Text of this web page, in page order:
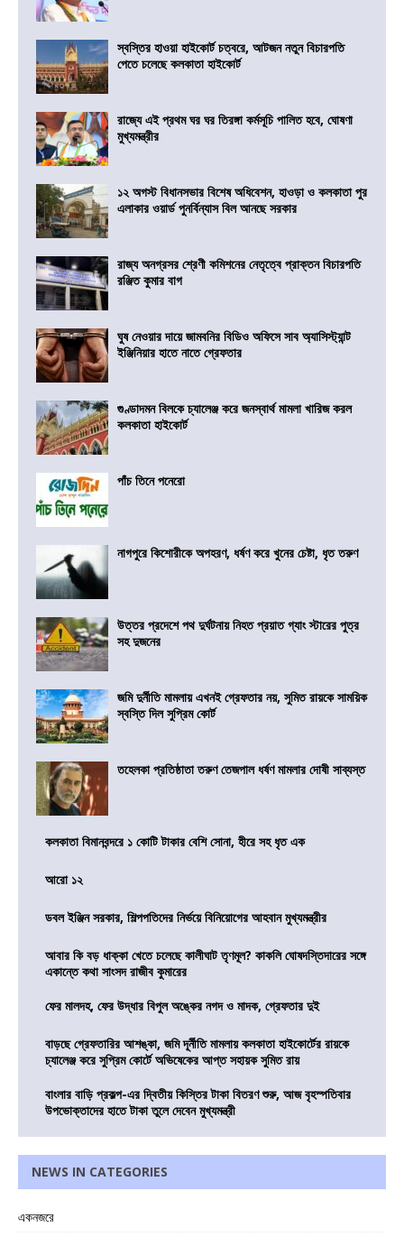
স্বস্তির হাওয়া হাইকোর্ট চত্বরে, আটজন নতুন বিচারপতি
পেতে চলেছে কলকাতা হাইকোর্ট
রাজ্যে এই প্রথম ঘর ঘর তিরঙ্গা কর্মসূচি পালিত হবে, ঘোষণা
মুখ্যমন্ত্রীর
১২ অগস্ট বিধানসভার বিশেষ অধিবেশন, হাওড়া ও কলকাতা পুর
এলাকার ওয়ার্ড পুনর্বিন্যাস বিল আনছে সরকার
রাজ্য অনগ্রসর শ্রেণী কমিশনের নেতৃত্বে প্রাক্তন বিচারপতি
রঞ্জিত কুমার বাগ
ঘুষ নেওয়ার দায়ে জামবনির বিডিও অফিসে সাব অ্যাসিস্ট্যান্ট
ইঞ্জিনিয়ার হাতে নাতে গ্রেফতার
গুণ্ডাদমন বিলকে চ্যালেঞ্জ করে জনস্বার্থ মামলা খারিজ করল
কলকাতা হাইকোর্ট
পাঁচ তিনে পনেরো
নাগপুরে কিশোরীকে অপহরণ, ধর্ষণ করে খুনের চেষ্টা, ধৃত তরুণ
উত্তর প্রদেশে পথ দুর্ঘটনায় নিহত প্রয়াত গ্যাং স্টারের পুত্র
সহ দুজনের
জমি দুর্নীতি মামলায় এখনই গ্রেফতার নয়, সুমিত রায়কে সাময়িক
স্বস্তি দিল সুপ্রিম কোর্ট
তহেলকা প্রতিষ্ঠাতা তরুণ তেজপাল ধর্ষণ মামলার দোষী সাব্যস্ত
কলকাতা বিমানবন্দরে ১ কোটি টাকার বেশি সোনা, হীরে সহ ধৃত এক
আরো ১২
ডবল ইঞ্জিন সরকার, শিল্পপতিদের নির্ভয়ে বিনিয়োগের আহবান মুখ্যমন্ত্রীর
আবার কি বড় ধাক্কা খেতে চলেছে কালীঘাট তৃণমূল? কাকলি ঘোষদস্তিদারের সঙ্গে
একান্তে কথা সাংসদ রাজীব কুমারের
ফের মালদহ, ফের উদ্ধার বিপুল অঙ্কের নগদ ও মাদক, গ্রেফতার দুই
বাড়ছে গ্রেফতারির আশঙ্কা, জমি দূর্নীতি মামলায় কলকাতা হাইকোর্টের রায়কে
চ্যালেঞ্জ করে সুপ্রিম কোর্টে অভিষেকের আপ্ত সহায়ক সুমিত রায়
বাংলার বাড়ি প্রকল্প-এর দ্বিতীয় কিস্তির টাকা বিতরণ শুরু, আজ বৃহস্পতিবার
উপভোক্তাদের হাতে টাকা তুলে দেবেন মুখ্যমন্ত্রী
NEWS IN CATEGORIES
একনজরে